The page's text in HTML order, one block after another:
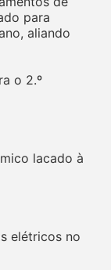
para
aliando
o 2.º
lacado à
elétricos no